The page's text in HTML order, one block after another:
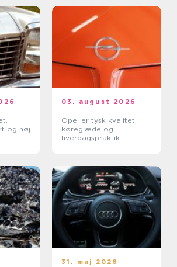
og høj
03. august 2026
Opel er tysk kvalitet,
køreglæde og
hverdagspraktik
31. maj 2026